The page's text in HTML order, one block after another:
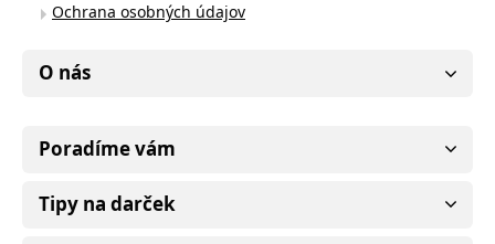
Ochrana osobných údajov
O nás
Poradíme vám
Tipy na darček